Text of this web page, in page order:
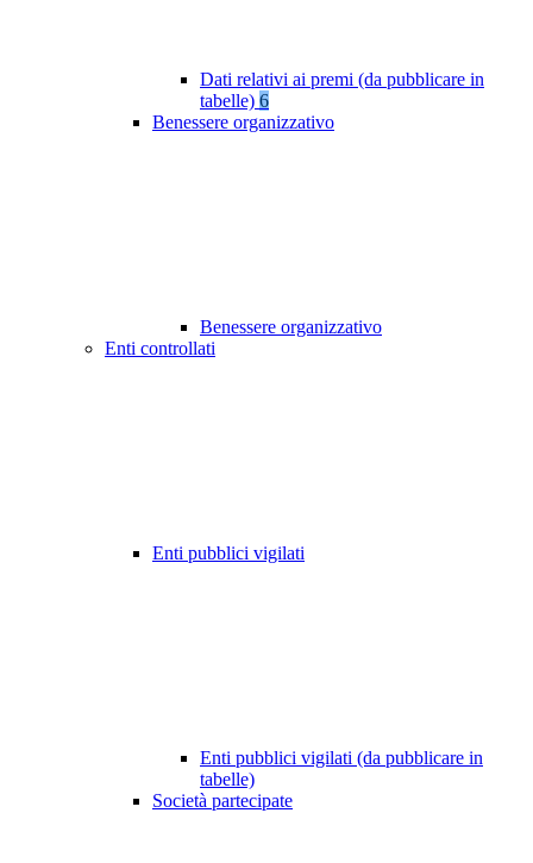
Dati relativi ai premi (da pubblicare in
tabelle) 6
Benessere organizzativo
Benessere organizzativo
Enti controllati
Enti pubblici vigilati
Enti pubblici vigilati (da pubblicare in
tabelle)
Società partecipate